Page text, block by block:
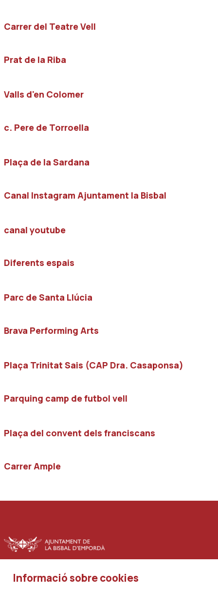
Carrer del Teatre Vell
Prat de la Riba
Valls d'en Colomer
c. Pere de Torroella
Plaça de la Sardana
Canal Instagram Ajuntament la Bisbal
canal youtube
Diferents espais
Parc de Santa Llúcia
Brava Performing Arts
Plaça Trinitat Sais (CAP Dra. Casaponsa)
Parquing camp de futbol vell
Plaça del convent dels franciscans
Carrer Ample
Informació sobre cookies